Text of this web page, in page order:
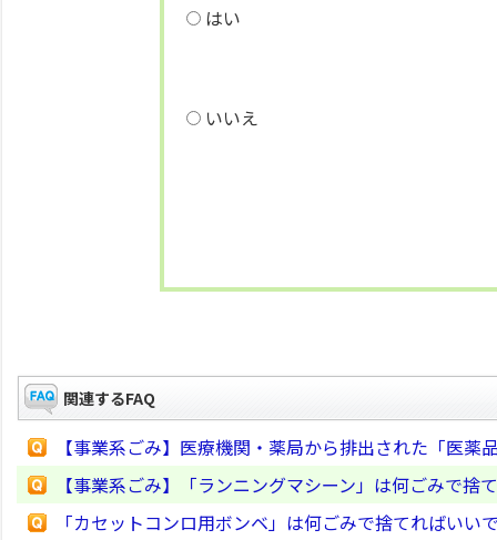
はい
いいえ
関連するFAQ
【事業系ごみ】医療機関・薬局から排出された「医
【事業系ごみ】「ランニングマシーン」は何ごみで捨
「カセットコンロ用ボンベ」は何ごみで捨てればいい